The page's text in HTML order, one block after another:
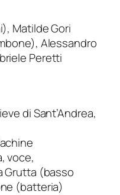
Matilde Gori
Alessandro
Peretti
di Sant’Andrea,
voce,
Grutta (basso
(batteria)